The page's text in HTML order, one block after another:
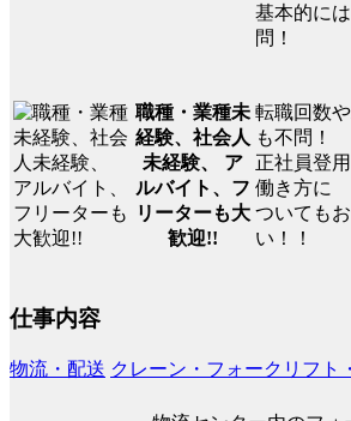
基本的に
問！
職種・業種未
経験、社会人
未経験、 ア
ルバイト、フ
リーターも大
歓迎!!
転職回数
も不問！
正社員登
働き方に
ついても
い！！
仕事内容
物流・配送 クレーン・フォークリフト